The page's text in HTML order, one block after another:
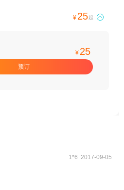
¥ 25起 
¥ 25
预订
1*6 2017-09-05